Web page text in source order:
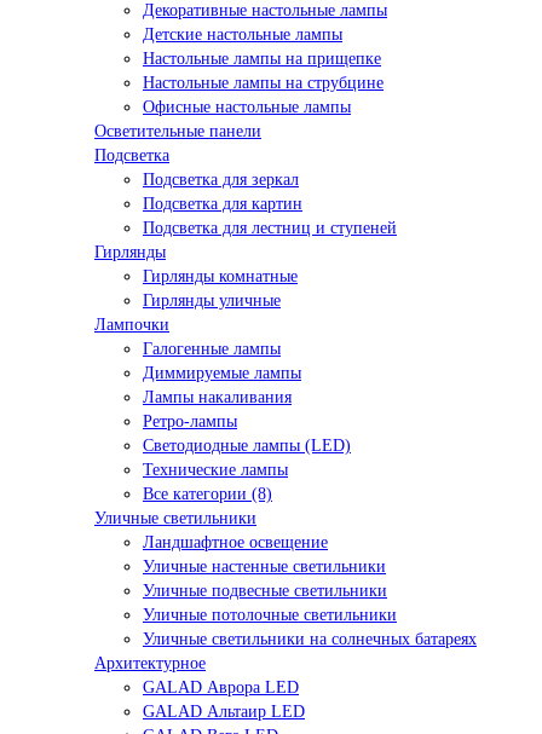
Декоративные настольные лампы
Детские настольные лампы
Настольные лампы на прищепке
Настольные лампы на струбцине
Офисные настольные лампы
Осветительные панели
Подсветка
Подсветка для зеркал
Подсветка для картин
Подсветка для лестниц и ступеней
Гирлянды
Гирлянды комнатные
Гирлянды уличные
Лампочки
Галогенные лампы
Диммируемые лампы
Лампы накаливания
Ретро-лампы
Светодиодные лампы (LED)
Технические лампы
Все категории (8)
Уличные светильники
Ландшафтное освещение
Уличные настенные светильники
Уличные подвесные светильники
Уличные потолочные светильники
Уличные светильники на солнечных батареях
Архитектурное
GALAD Аврора LED
GALAD Альтаир LED